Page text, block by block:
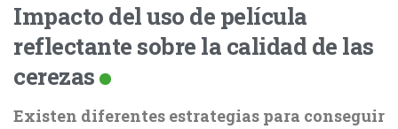
Impacto del uso de película
reflectante sobre la calidad de las
cerezas
Existen diferentes estrategias para conseguir